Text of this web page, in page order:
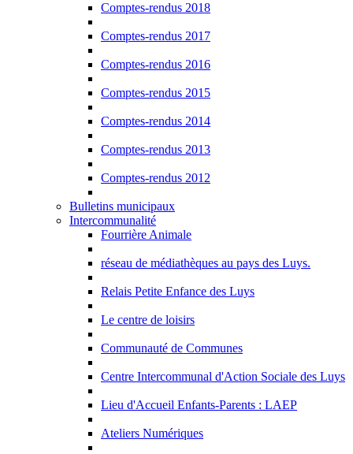
Comptes-rendus 2018
Comptes-rendus 2017
Comptes-rendus 2016
Comptes-rendus 2015
Comptes-rendus 2014
Comptes-rendus 2013
Comptes-rendus 2012
Bulletins municipaux
Intercommunalité
Fourrière Animale
réseau de médiathèques au pays des Luys.
Relais Petite Enfance des Luys
Le centre de loisirs
Communauté de Communes
Centre Intercommunal d'Action Sociale des Luys
Lieu d'Accueil Enfants-Parents : LAEP
Ateliers Numériques